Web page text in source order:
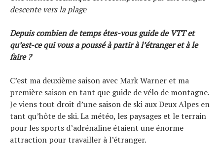
descente vers la plage
Depuis combien de temps êtes-vous guide de VTT et
qu’est-ce qui vous a poussé à partir à l’étranger et à le
faire ?
C’est ma deuxième saison avec Mark Warner et ma
première saison en tant que guide de vélo de montagne.
Je viens tout droit d’une saison de ski aux Deux Alpes en
tant qu’hôte de ski. La météo, les paysages et le terrain
pour les sports d’adrénaline étaient une énorme
attraction pour travailler à l’étranger.